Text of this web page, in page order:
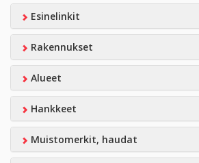
Esinelinkit
Rakennukset
Alueet
Hankkeet
Muistomerkit, haudat